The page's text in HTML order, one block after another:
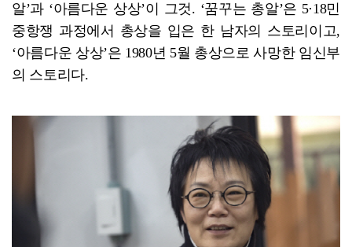
알’과 ‘아름다운 상상’이 그것. ‘꿈꾸는 총알’은 5·18민
중항쟁 과정에서 총상을 입은 한 남자의 스토리이고,
‘아름다운 상상’은 1980년 5월 총상으로 사망한 임신부
의 스토리다.